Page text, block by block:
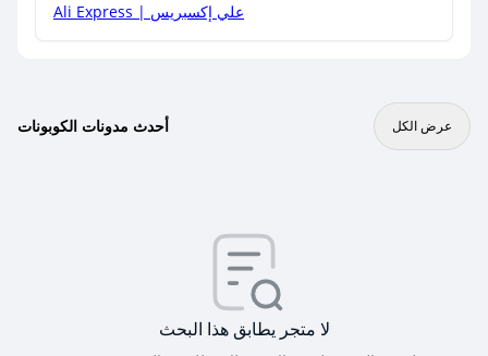
Ali Express | علي إكسبريس
أحدث مدونات الكوبونات عرض الكل
لا متجر يطابق هذا البحث